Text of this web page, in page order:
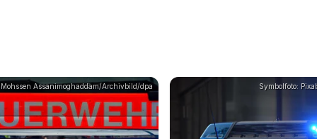
Mohssen Assanimoghaddam/Archivbild/dpa Symbolfoto: